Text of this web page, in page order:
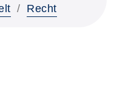
Recht